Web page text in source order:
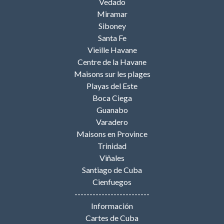
Vedado
Miramar
Siboney
Santa Fe
Vieille Havane
Centre de la Havane
Maisons sur les plages
Playas del Este
Boca Ciega
Guanabo
Varadero
Maisons en Province
Trinidad
Viñales
Santiago de Cuba
Cienfuegos
-------------------------
Información
Cartes de Cuba